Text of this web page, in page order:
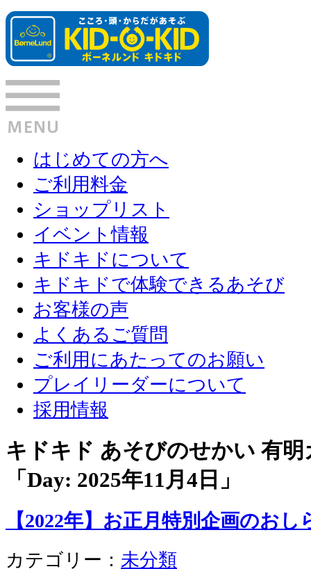
はじめての方へ
ご利用料金
ショップリスト
イベント情報
キドキドについて
キドキドで体験できるあそび
お客様の声
よくあるご質問
ご利用にあたってのお願い
プレイリーダーについて
採用情報
キドキド あそびのせかい 有
「Day: 2025年11月4日 」
【2022年】お正月特別企画のおし
カテゴリー： 未分類